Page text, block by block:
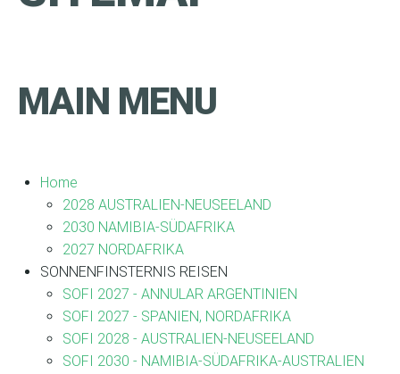
MAIN MENU
Home
2028 AUSTRALIEN-NEUSEELAND
2030 NAMIBIA-SÜDAFRIKA
2027 NORDAFRIKA
SONNENFINSTERNIS REISEN
SOFI 2027 - ANNULAR ARGENTINIEN
SOFI 2027 - SPANIEN, NORDAFRIKA
SOFI 2028 - AUSTRALIEN-NEUSEELAND
SOFI 2030 - NAMIBIA-SÜDAFRIKA-AUSTRALIEN